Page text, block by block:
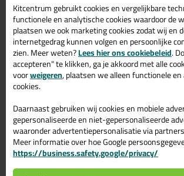
Bekijken
Kitcentrum gebruikt cookies en vergelijkbare
functionele en analytische cookies waardoor de
plaatsen we ook marketing cookies zodat wij en
internetgedrag kunnen volgen en persoonlijke
zien. Meer weten?Lees hier ons cookiebeleid.
accepteren" te klikken, ga je akkoord met alle
voorweigeren, plaatsen we alleen functionele
cookies.
Daarnaast gebruiken wij cookies en mobiele
gepersonaliseerde en niet-gepersonaliseerde
waaronder advertentiepersonalisatie via
Meer informatie over hoe Google
https://business.safety.google/privacy/